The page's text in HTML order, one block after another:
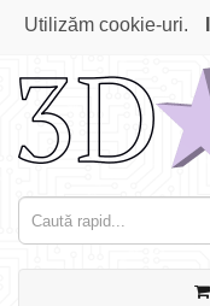
Utilizăm cookie-uri.